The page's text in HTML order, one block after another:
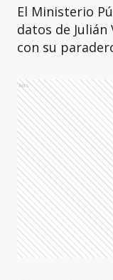
El Ministerio
datos de Julián
con su
Ads